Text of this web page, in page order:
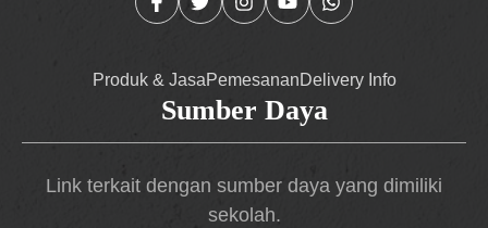
Produk & JasaPemesananDelivery Info
Sumber Daya
Link terkait dengan sumber daya yang dimiliki
sekolah.